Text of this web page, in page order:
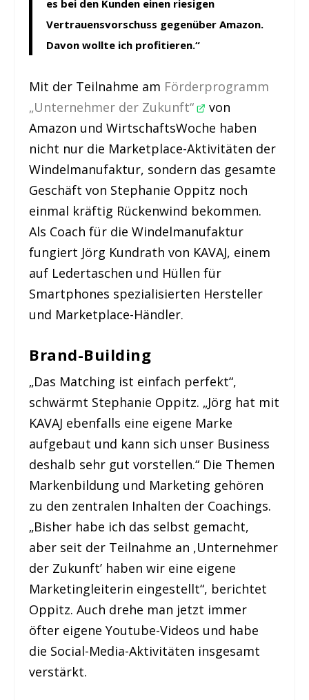
es bei den Kunden einen riesigen
Vertrauensvorschuss gegenüber Amazon.
Davon wollte ich profitieren.“
Mit der Teilnahme am Förderprogramm
„Unternehmer der Zukunft“
von
Amazon und WirtschaftsWoche haben
nicht nur die Marketplace-Aktivitäten der
Windelmanufaktur, sondern das gesamte
Geschäft von Stephanie Oppitz noch
einmal kräftig Rückenwind bekommen.
Als Coach für die Windelmanufaktur
fungiert Jörg Kundrath von KAVAJ, einem
auf Ledertaschen und Hüllen für
Smartphones spezialisierten Hersteller
und Marketplace-Händler.
Brand-Building
„Das Matching ist einfach perfekt“,
schwärmt Stephanie Oppitz. „Jörg hat mit
KAVAJ ebenfalls eine eigene Marke
aufgebaut und kann sich unser Business
deshalb sehr gut vorstellen.“ Die Themen
Markenbildung und Marketing gehören
zu den zentralen Inhalten der Coachings.
„Bisher habe ich das selbst gemacht,
aber seit der Teilnahme an ,Unternehmer
der Zukunft’ haben wir eine eigene
Marketingleiterin eingestellt“, berichtet
Oppitz. Auch drehe man jetzt immer
öfter eigene Youtube-Videos und habe
die Social-Media-Aktivitäten insgesamt
verstärkt.